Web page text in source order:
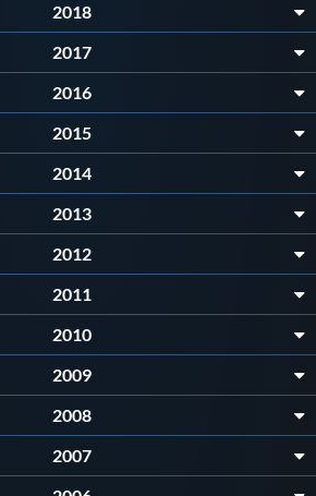
2018
2017
2016
2015
2014
2013
2012
2011
2010
2009
2008
2007